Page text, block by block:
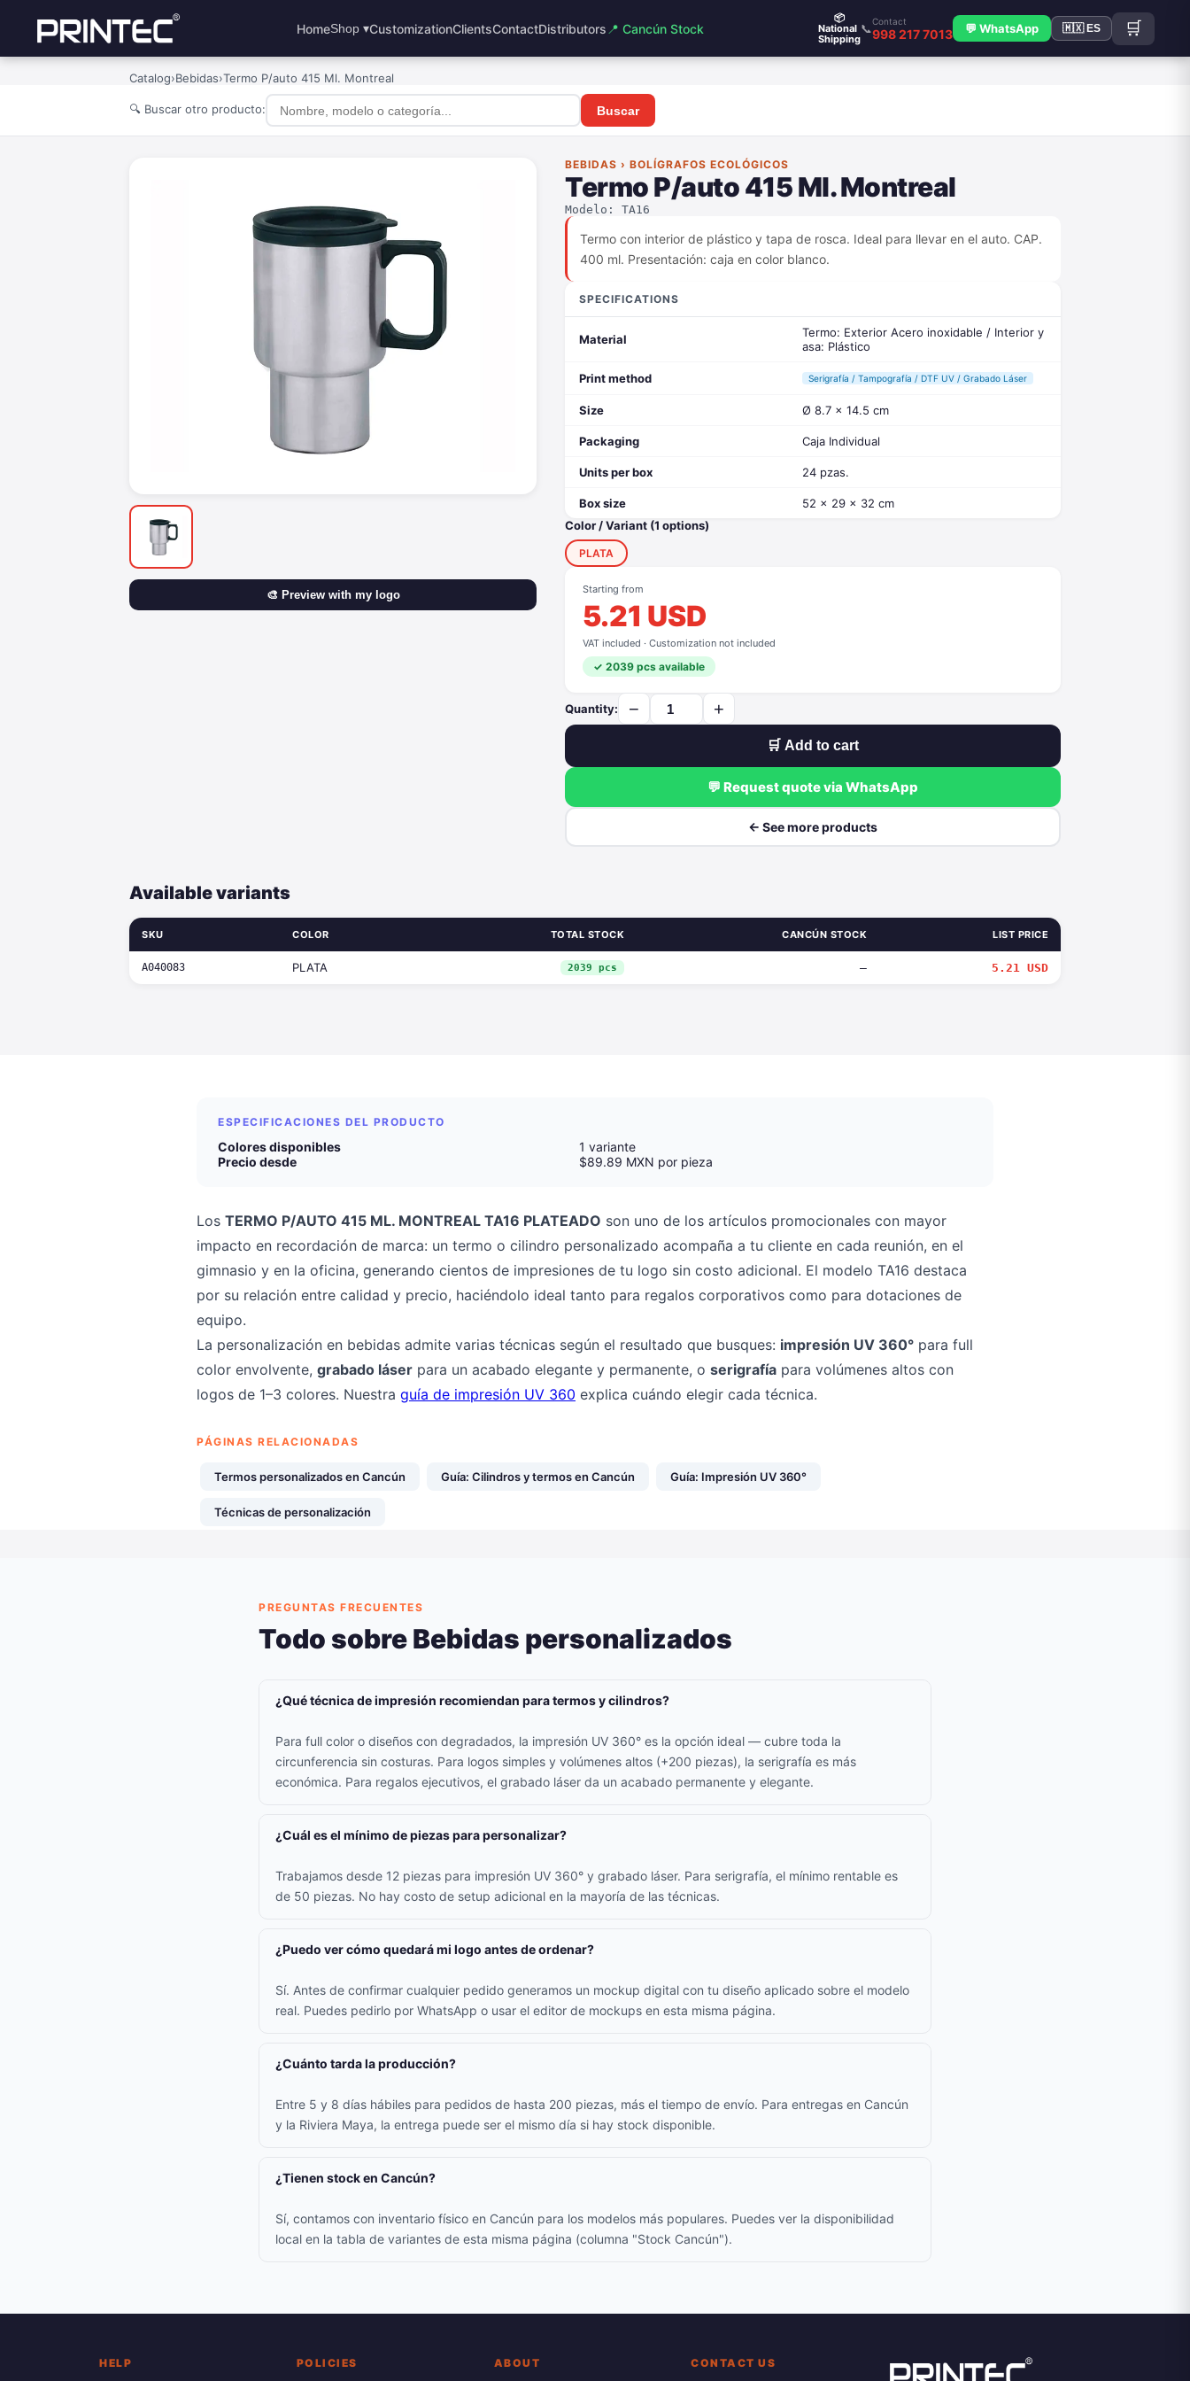
HomeShop ▾CustomizationClientsContactDistributors 📍 Cancún Stock
📦
National
Shipping
📞
Contact
998 217 7013 💬 WhatsApp 🇲🇽 ES 🛒
Catalog›Bebidas›Termo P/auto 415 Ml. Montreal
🔍 Buscar otro producto: Buscar
🎨 Preview with my logo
BEBIDAS › BOLÍGRAFOS ECOLÓGICOS
Termo P/auto 415 Ml. Montreal
Modelo: TA16
Termo con interior de plástico y tapa de rosca. Ideal para llevar en el auto. CAP.
400 ml. Presentación: caja en color blanco.
SPECIFICATIONS
Material
Termo: Exterior Acero inoxidable / Interior y
asa: Plástico
Print method Serigrafía / Tampografía / DTF UV / Grabado Láser
Size Ø 8.7 x 14.5 cm
Packaging Caja Individual
Units per box 24 pzas.
Box size
52 x 29 x 32 cm
Color / Variant (1 options)
PLATA
Starting from
5.21 USD
VAT included · Customization not included
✓ 2039 pcs available
Quantity: − +
🛒 Add to cart
💬 Request quote via WhatsApp
← See more products
Available variants
SKU COLOR TOTAL STOCK CANCÚN STOCK LIST PRICE
A040083 PLATA 2039 pcs — 5.21 USD
ESPECIFICACIONES DEL PRODUCTO
Colores disponibles
1 variante
Precio desde
$89.89 MXN por pieza
Los TERMO P/AUTO 415 ML. MONTREAL TA16 PLATEADO son uno de los artículos promocionales con mayor
impacto en recordación de marca: un termo o cilindro personalizado acompaña a tu cliente en cada reunión, en el
gimnasio y en la oficina, generando cientos de impresiones de tu logo sin costo adicional. El modelo TA16 destaca
por su relación entre calidad y precio, haciéndolo ideal tanto para regalos corporativos como para dotaciones de
equipo.
La personalización en bebidas admite varias técnicas según el resultado que busques: impresión UV 360° para full
color envolvente, grabado láser para un acabado elegante y permanente, o serigrafía para volúmenes altos con
logos de 1–3 colores. Nuestra guía de impresión UV 360 explica cuándo elegir cada técnica.
PÁGINAS RELACIONADAS
Termos personalizados en Cancún Guía: Cilindros y termos en Cancún Guía: Impresión UV 360°
Técnicas de personalización
PREGUNTAS FRECUENTES
Todo sobre Bebidas personalizados
¿Qué técnica de impresión recomiendan para termos y cilindros?
Para full color o diseños con degradados, la impresión UV 360° es la opción ideal — cubre toda la
circunferencia sin costuras. Para logos simples y volúmenes altos (+200 piezas), la serigrafía es más
económica. Para regalos ejecutivos, el grabado láser da un acabado permanente y elegante.
¿Cuál es el mínimo de piezas para personalizar?
Trabajamos desde 12 piezas para impresión UV 360° y grabado láser. Para serigrafía, el mínimo rentable es
de 50 piezas. No hay costo de setup adicional en la mayoría de las técnicas.
¿Puedo ver cómo quedará mi logo antes de ordenar?
Sí. Antes de confirmar cualquier pedido generamos un mockup digital con tu diseño aplicado sobre el modelo
real. Puedes pedirlo por WhatsApp o usar el editor de mockups en esta misma página.
¿Cuánto tarda la producción?
Entre 5 y 8 días hábiles para pedidos de hasta 200 piezas, más el tiempo de envío. Para entregas en Cancún
y la Riviera Maya, la entrega puede ser el mismo día si hay stock disponible.
¿Tienen stock en Cancún?
Sí, contamos con inventario físico en Cancún para los modelos más populares. Puedes ver la disponibilidad
local en la tabla de variantes de esta misma página (columna "Stock Cancún").
HELP POLICIES ABOUT CONTACT US